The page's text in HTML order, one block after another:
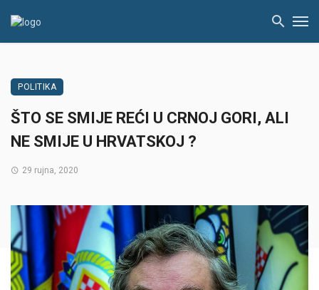
POLITIKA
ŠTO SE SMIJE REĆI U CRNOJ GORI, ALI
NE SMIJE U HRVATSKOJ ?
29 rujna, 2020